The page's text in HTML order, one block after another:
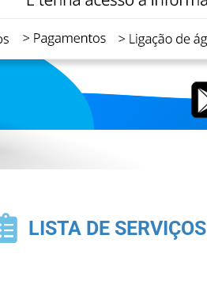
LISTA DE SERVIÇOS